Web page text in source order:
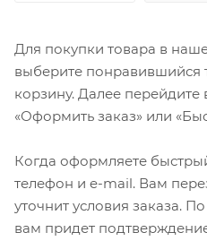
Для покупки товара в
выберите понравившийся
корзину. Далее
«Оформить заказ» или
Когда оформляете
телефон и e-mail. Вам
уточнит условия заказа.
вам придет